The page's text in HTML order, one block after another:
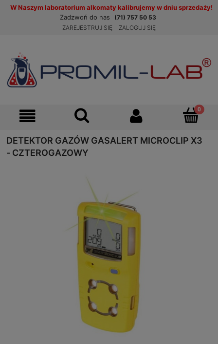
W Naszym laboratorium alkomaty kalibrujemy w dniu sprzedaży!
Zadzwoń do nas
(71) 757 50 53
ZAREJESTRUJ SIĘ
ZALOGUJ SIĘ
DETEKTOR GAZÓW GASALERT MICROCLIP X3
- CZTEROGAZOWY